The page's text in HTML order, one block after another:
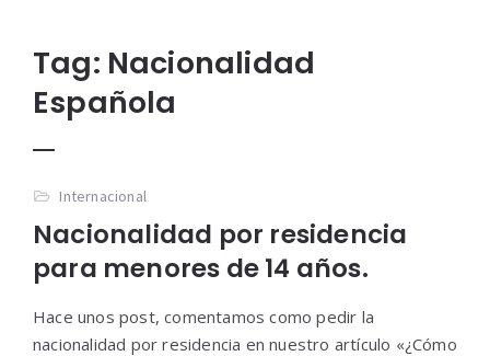
Tag: Nacionalidad
Española
Internacional
Nacionalidad por residencia
para menores de 14 años.
Hace unos post, comentamos como pedir la
nacionalidad por residencia en nuestro artículo «¿Cómo